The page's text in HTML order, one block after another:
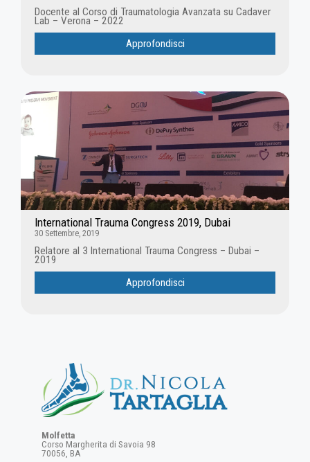
Docente al Corso di Traumatologia Avanzata su Cadaver
Lab – Verona – 2022
Approfondisci
International Trauma Congress 2019, Dubai
30 Settembre, 2019
Relatore al 3 International Trauma Congress – Dubai –
2019
Approfondisci
Molfetta
Corso Margherita di Savoia 98
70056, BA